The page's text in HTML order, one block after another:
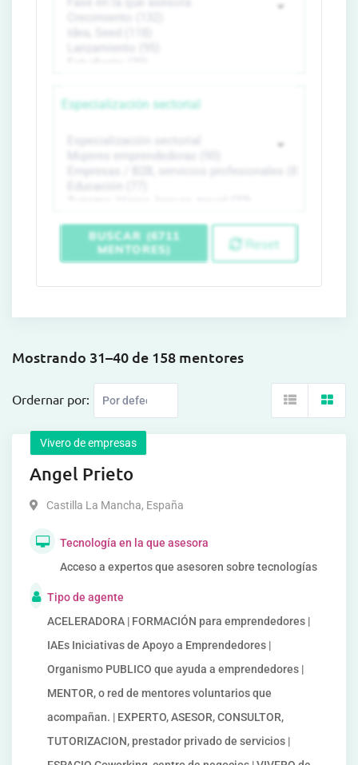
Especialización sectorial
BUSCAR (6711
MENTORES)
Reset
Mostrando 31–40 de 158 mentores
Ordernar por:
Vivero de empresas
Angel Prieto
Castilla La Mancha, España
Tecnología en la que asesora
Acceso a expertos que asesoren sobre tecnologías
Tipo de agente
ACELERADORA | FORMACIÓN para emprendedores |
IAEs Iniciativas de Apoyo a Emprendedores |
Organismo PUBLICO que ayuda a emprendedores |
MENTOR, o red de mentores voluntarios que
acompañan. | EXPERTO, ASESOR, CONSULTOR,
TUTORIZACION, prestador privado de servicios |